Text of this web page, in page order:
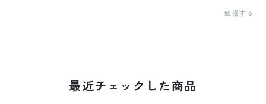
通報する
最近チェックした商品